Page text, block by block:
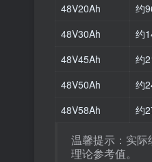
48V20Ah
约
48V30Ah
约
48V45Ah
约
48V50Ah
约
48V58Ah
约
温馨提示：实
理论参考值。